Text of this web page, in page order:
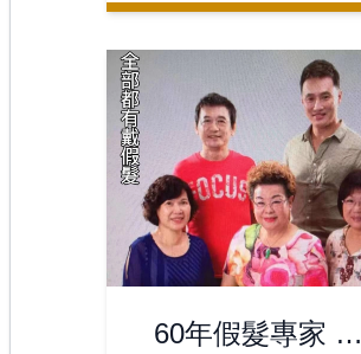
60年假髮專家 【